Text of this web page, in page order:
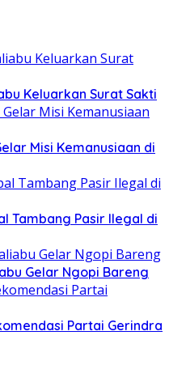
Keluarkan Surat Sakti
Misi Kemanusiaan di
Tambang Pasir Ilegal di
Gelar Ngopi Bareng
Partai Gerindra